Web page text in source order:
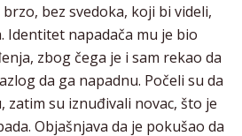
bez svedoka, koji bi videli,
Identitet napadača mu je bio
zbog čega je i sam rekao da
da ga napadnu. Počeli su da
zatim su iznuđivali novac, što je
Objašnjava da je pokušao da